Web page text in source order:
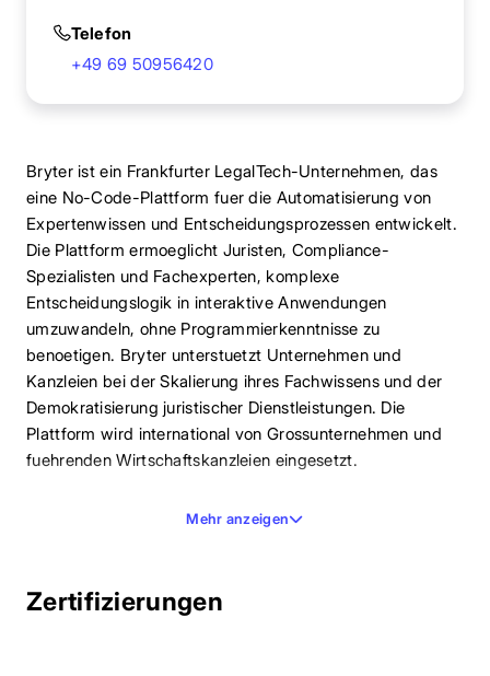
Telefon
+49 69 50956420
Bryter ist ein Frankfurter LegalTech-Unternehmen, das
eine No-Code-Plattform fuer die Automatisierung von
Expertenwissen und Entscheidungsprozessen entwickelt.
Die Plattform ermoeglicht Juristen, Compliance-
Spezialisten und Fachexperten, komplexe
Entscheidungslogik in interaktive Anwendungen
umzuwandeln, ohne Programmierkenntnisse zu
benoetigen. Bryter unterstuetzt Unternehmen und
Kanzleien bei der Skalierung ihres Fachwissens und der
Demokratisierung juristischer Dienstleistungen. Die
Plattform wird international von Grossunternehmen und
fuehrenden Wirtschaftskanzleien eingesetzt.
Mehr anzeigen
Zertifizierungen